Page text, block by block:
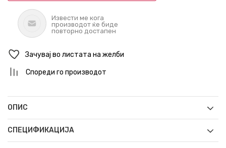
Извести ме кога
производот ќе биде
повторно достапен
Зачувај во листата на желби
Спореди го производот
ОПИС
СПЕЦИФИКАЦИЈА